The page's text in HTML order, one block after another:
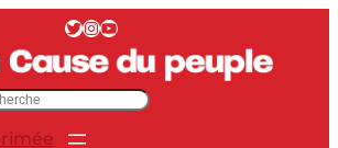
Twitter InstagramYouTube